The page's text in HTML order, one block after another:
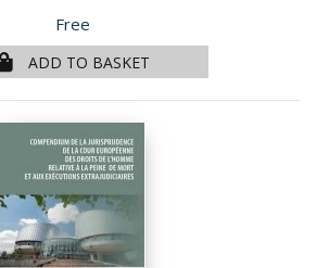
Price
Free
ADD TO BASKET